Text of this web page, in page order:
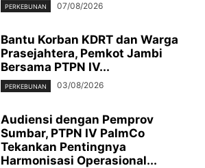
PERKEBUNAN 07/08/2026
Bantu Korban KDRT dan Warga
Prasejahtera, Pemkot Jambi
Bersama PTPN IV...
PERKEBUNAN 03/08/2026
Audiensi dengan Pemprov
Sumbar, PTPN IV PalmCo
Tekankan Pentingnya
Harmonisasi Operasional...